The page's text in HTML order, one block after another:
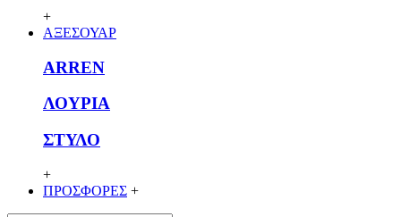
+
ΑΞΕΣΟΥΑΡ
ARREN
ΛΟΥΡΙΑ
ΣΤΥΛΟ
+
ΠΡΟΣΦΟΡΕΣ +